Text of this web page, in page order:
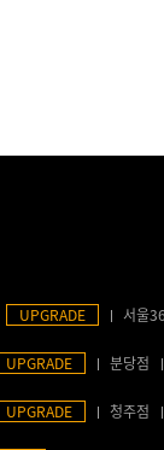
UPGRADE 서울
UPGRADE 분당점
UPGRADE 청주점